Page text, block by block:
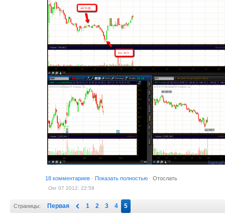
18 комментариев · Показать полностью · Отослать
Окт 07 2012, 22:58
Страницы: Первая 1 2 3 4 5